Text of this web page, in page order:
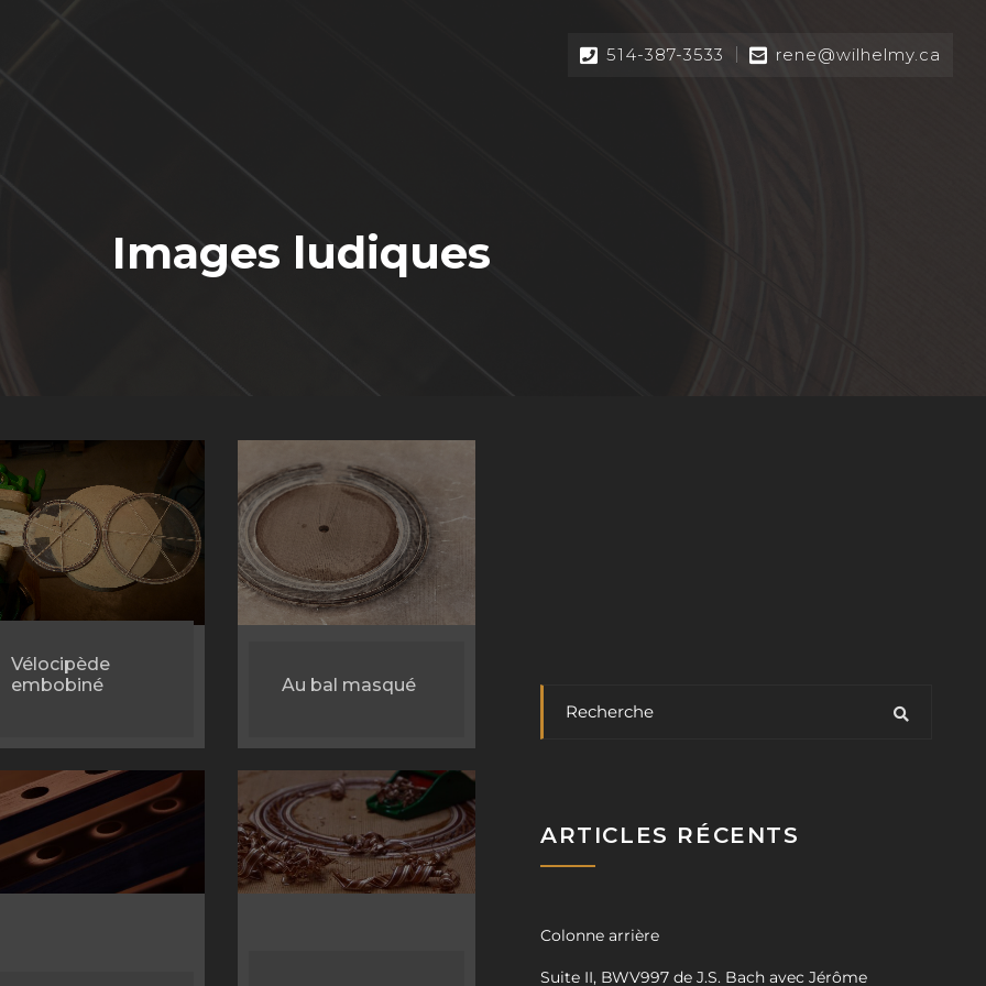
514-387-3533 rene@wilhelmy.ca
Images ludiques
Vélocipède
embobiné
Au bal masqué
ARTICLES RÉCENTS
Colonne arrière
Suite II, BWV997 de J.S. Bach avec Jérôme